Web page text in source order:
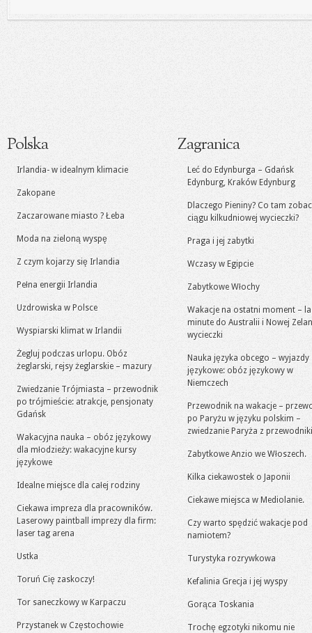
Polska
Irlandia- w idealnym klimacie
Zakopane
Zaczarowane miasto ? Łeba
Moda na zieloną wyspę
Z czym kojarzy się Irlandia
Pełna energii Irlandia
Uzdrowiska w Polsce
Wyspiarski klimat w Irlandii
Żegluj podczas urlopu. Obóz
żeglarski, rejsy żeglarskie – mazury
Zwiedzanie Trójmiasta – przewodnik
po trójmieście: atrakcje, pensjonaty
Gdańsk
Wakacyjna nauka – obóz językowy
dla młodzieży: wakacyjne kursy
językowe
Idealne miejsce dla całej rodziny
Ciekawa impreza dla pracowników.
Laserowy paintball imprezy dla firm:
laser tag arena
Ustka
Toruń Cię zaskoczy!
Tor saneczkowy w Karpaczu
Przystanek w Częstochowie
Zagranica
Leć do Edynburga – Gdańsk
Edynburg, Kraków Edynburg
Dlaczego Pieniny? Co tam
ciągu kilkudniowej wycieczki?
Praga i jej zabytki
Wczasy w Egipcie
Zabytkowe Włochy
Wakacje na ostatni moment –
minute do Australii i Nowej
wycieczki
Nauka języka obcego – wyjazdy
językowe: obóz językowy w
Niemczech
Przewodnik na wakacje –
po Paryżu w języku polskim –
zwiedzanie Paryża z
Zabytkowe Anzio we Włoszech.
Kilka ciekawostek o Japonii
Ciekawe miejsca w Mediolanie.
Czy warto spędzić wakacje pod
namiotem?
Turystyka rozrywkowa
Kefalinia Grecja i jej wyspy
Gorąca Toskania
Trochę egzotyki nikomu nie